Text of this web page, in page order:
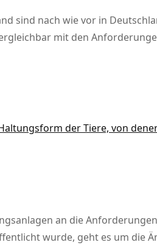
sind nach wie vor in
mit den
der Tiere, von
an die
wurde, geht es um die